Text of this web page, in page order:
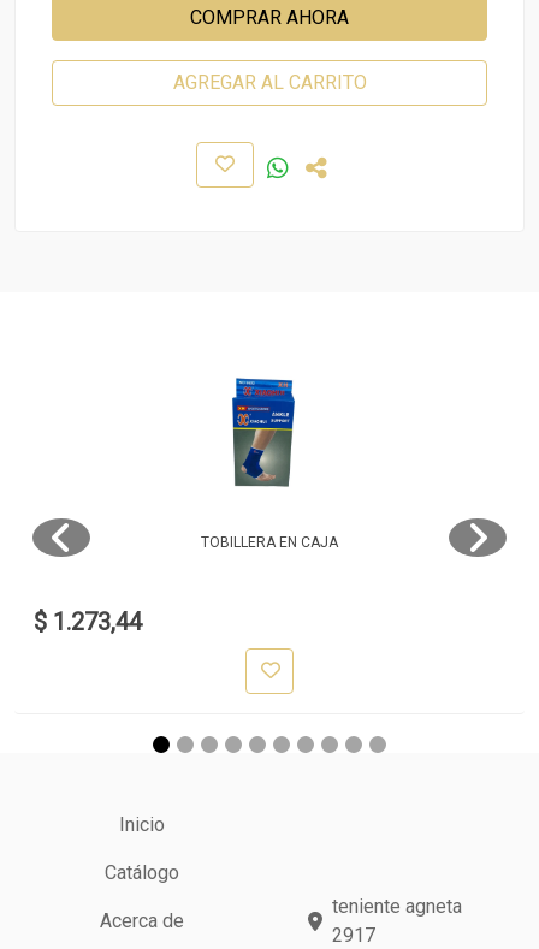
COMPRAR AHORA
AGREGAR AL CARRITO
TOBILLERA EN CAJA
$ 1.273,44
Inicio
Catálogo
Acerca de
teniente agneta
2917